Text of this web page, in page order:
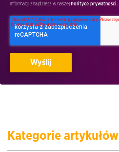
informacji znajdziesz w naszej Polityce prywatnosci.
Kategorie artykułów